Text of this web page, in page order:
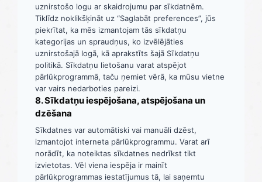
uznirstošo logu ar skaidrojumu par sīkdatnēm.
Tiklīdz noklikšķināt uz “Saglabāt preferences”, jūs
piekrītat, ka mēs izmantojam tās sīkdatņu
kategorijas un spraudņus, ko izvēlējāties
uznirstošajā logā, kā aprakstīts šajā Sīkdatņu
politikā. Sīkdatņu lietošanu varat atspējot
pārlūkprogrammā, taču ņemiet vērā, ka mūsu vietne
var vairs nedarboties pareizi.
8. Sīkdatņu iespējošana, atspējošana un
dzēšana
Sīkdatnes var automātiski vai manuāli dzēst,
izmantojot interneta pārlūkprogrammu. Varat arī
norādīt, ka noteiktas sīkdatnes nedrīkst tikt
izvietotas. Vēl viena iespēja ir mainīt
pārlūkprogrammas iestatījumus tā, lai saņemtu